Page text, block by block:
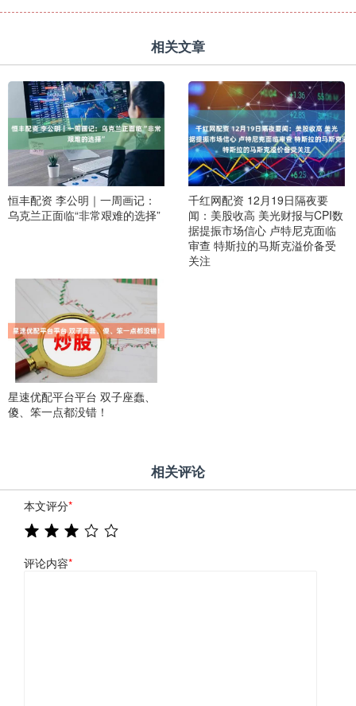
相关文章
恒丰配资 李公明｜一周画记：
乌克兰正面临“非常艰难的选择”
千红网配资 12月19日隔夜要
闻：美股收高 美光财报与CPI数
据提振市场信心 卢特尼克面临
审查 特斯拉的马斯克溢价备受
关注
星速优配平台平台 双子座蠢、
傻、笨一点都没错！
相关评论
本文评分*
评论内容*